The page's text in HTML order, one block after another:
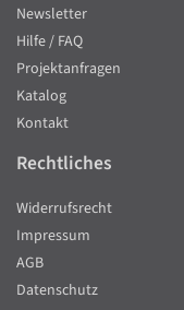
Newsletter
Hilfe / FAQ
Projektanfragen
Katalog
Kontakt
Rechtliches
Widerrufsrecht
Impressum
AGB
Datenschutz